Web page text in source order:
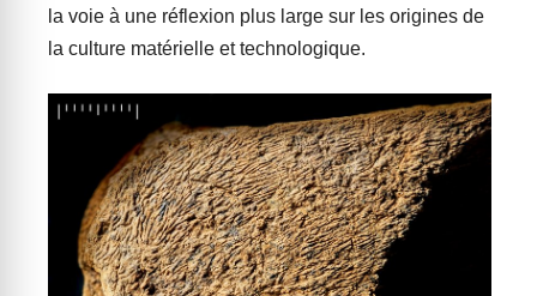
la voie à une réflexion plus large sur les origines de
la culture matérielle et technologique.